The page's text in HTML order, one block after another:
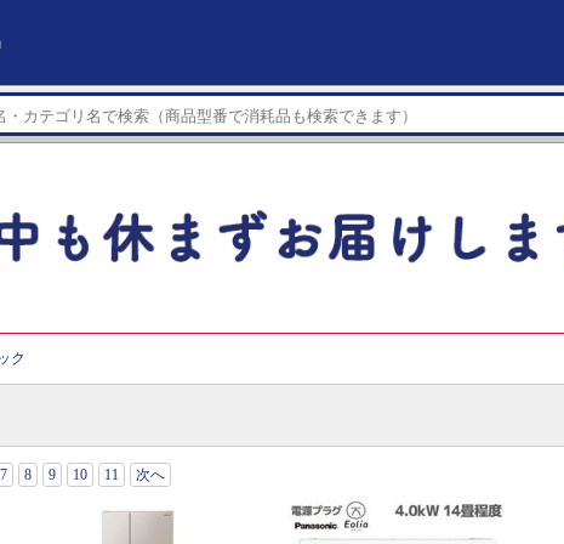
ク
7 8 9 10 11 次へ